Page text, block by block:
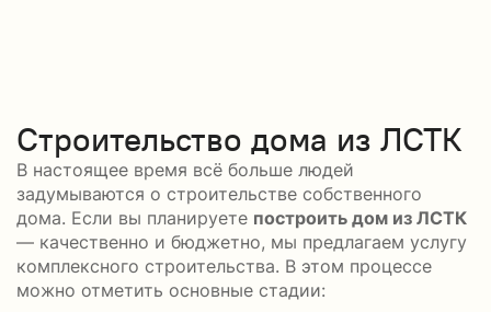
Строительство дома из ЛСТК
В настоящее время всё больше людей
задумываются о строительстве собственного
дома. Если вы планируете построить дом из ЛСТК
— качественно и бюджетно, мы предлагаем услугу
комплексного строительства. В этом процессе
можно отметить основные стадии: